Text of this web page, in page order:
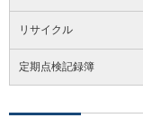
リサイクル
定期点検記録簿